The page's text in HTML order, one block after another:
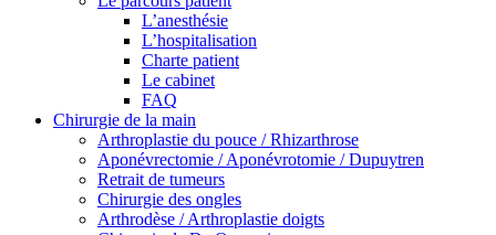
L’anesthésie
L’hospitalisation
Charte patient
Le cabinet
FAQ
Chirurgie de la main
Arthroplastie du pouce / Rhizarthrose
Aponévrectomie / Aponévrotomie / Dupuytren
Retrait de tumeurs
Chirurgie des ongles
Arthrodèse / Arthroplastie doigts